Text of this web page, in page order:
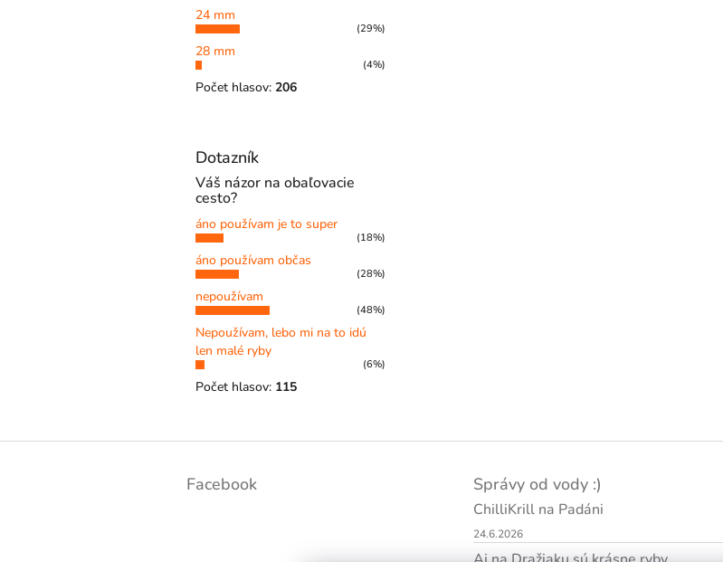
24 mm
(29%)
28 mm
(4%)
Počet hlasov: 206
Dotazník
Váš názor na obaľovacie
cesto?
áno používam je to super
(18%)
áno používam občas
(28%)
nepoužívam
(48%)
Nepoužívam, lebo mi na to idú
len malé ryby
(6%)
Počet hlasov: 115
Z
Facebook Správy od vody :)
ChilliKrill na Padáni
24.6.2026